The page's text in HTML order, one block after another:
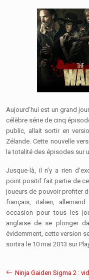
Aujourd’hui est un grand
célèbre série de cinq
public, allait sortir en
Zélande. Cette nouvelle
la totalité des épisodes sur
Jusque-là, il n’y a rien
point positif fait partie de
joueurs de pouvoir profiter
français, italien,
occasion pour tous les
anglaise de se plonger
évidemment, cette version
sortira le 10 mai 2013 sur
Ninja Gaiden Sigma 2 :